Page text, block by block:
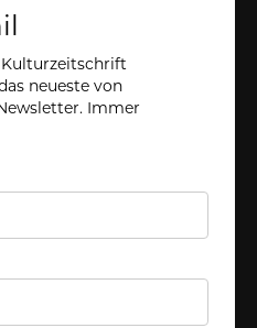
neueste von
Immer